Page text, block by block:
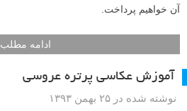
آن خواهیم پرداخت.
ادامه مطلب
آموزش عکاسی پرتره عروسی
نوشته شده در ۲۵ بهمن ۱۳۹۳